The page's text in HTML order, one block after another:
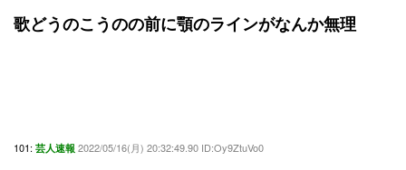
歌どうのこうのの前に顎のラインがなんか無理
101: 芸人速報 2022/05/16(月) 20:32:49.90 ID:Oy9ZtuVo0